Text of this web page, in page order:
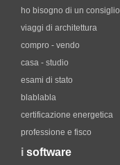
ho bisogno di un consiglio
viaggi di architettura
compro - vendo
casa - studio
esami di stato
blablabla
certificazione energetica
professione e fisco
i software